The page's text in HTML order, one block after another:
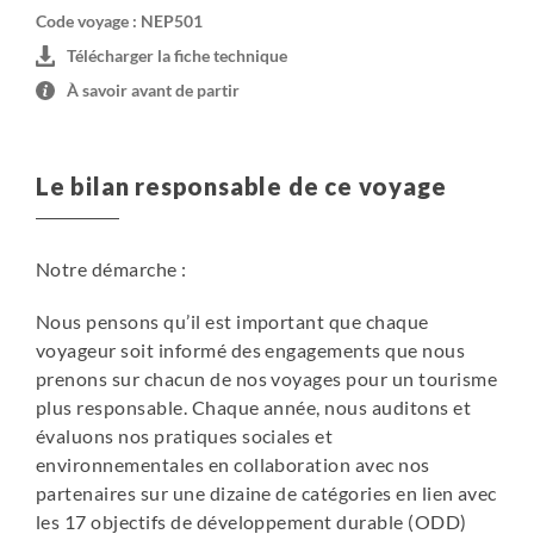
trekking. Les chambres des lodges ne sont pas chauffées,
il est donc indispensable d’avoir un bon duvet. De la
même façon, les salles communes peuvent ne pas être
chauffées, nous vous conseillons de vous équiper d’une
Certains lodges ont des douches (l’eau est souvent
froide) mais qui sont très généralement payantes (entre
la lutte contre le déboisement au Népal, nous vous
l’eau est chauffée par panneaux solaires ou au gaz. Les
toilettes sont rudimentaires et peuvent être à l’extérieur
du lodge.
De plus en plus de lodges disposent de l’électricité mais
le fonctionnement reste aléatoire et l’accès n’est pas
forcément garanti à chaque étape. Pensez à vous équiper
de batteries additionnelles et/ou d’un chargeur solaire,
Code voyage : NEP501
Télécharger la fiche technique
À savoir avant de partir
Le bilan responsable de ce voyage
Notre démarche :
Nous pensons qu’il est important que chaque
voyageur soit informé des engagements que nous
prenons sur chacun de nos voyages pour un tourisme
plus responsable. Chaque année, nous auditons et
évaluons nos pratiques sociales et
environnementales en collaboration avec nos
partenaires sur une dizaine de catégories en lien avec
les 17 objectifs de développement durable (ODD)